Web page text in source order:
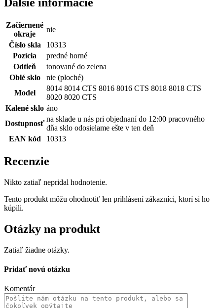
Ďalšie informácie
Začiernené
okraje
nie
Číslo skla
10313
Pozícia
predné horné
Odtieň
tonované do zelena
Oblé sklo
nie (ploché)
Model
8014 8014 CTS 8016 8016 CTS 8018 8018 CTS
8020 8020 CTS
Kalené sklo áno
Dostupnosť
na sklade u nás pri objednaní do 12:00 pracovného
dňa sklo odosielame ešte v ten deň
EAN kód
10313
Recenzie
Nikto zatiaľ nepridal hodnotenie.
Tento produkt môžu ohodnotiť len prihlásení zákazníci, ktorí si ho
kúpili.
Otázky na produkt
Zatiaľ žiadne otázky.
Pridať novú otázku
Komentár